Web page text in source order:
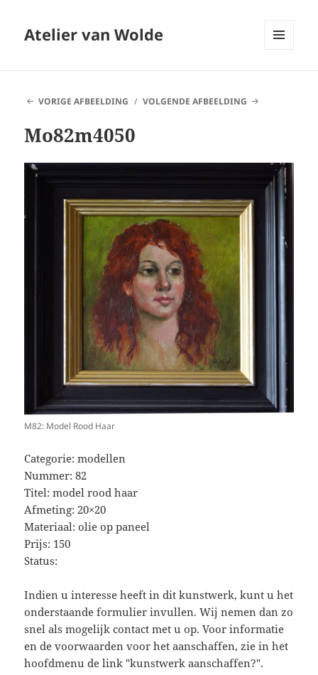
Atelier van Wolde
VORIGE AFBEELDING
VOLGENDE AFBEELDING
Mo82m4050
M82: Model Rood Haar
Categorie: modellen
Nummer: 82
Titel: model rood haar
Afmeting: 20×20
Materiaal: olie op paneel
Prijs: 150
Status:
Indien u interesse heeft in dit kunstwerk, kunt u het
onderstaande formulier invullen. Wij nemen dan zo
snel als mogelijk contact met u op. Voor informatie
en de voorwaarden voor het aanschaffen, zie in het
hoofdmenu de link "kunstwerk aanschaffen?".